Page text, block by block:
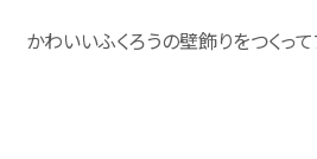
かわいいふくろうの壁飾りをつくっ